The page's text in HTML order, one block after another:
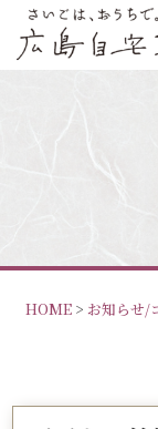
HOME> お知らせ/